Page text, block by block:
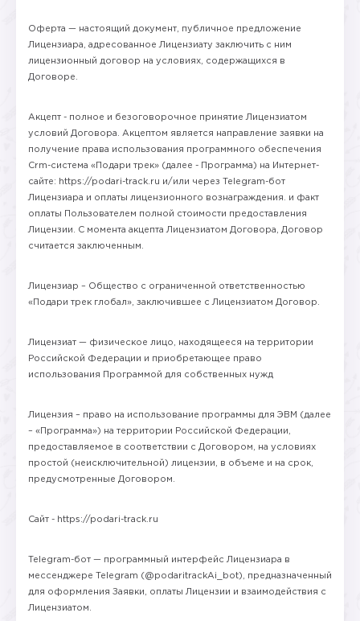
Оферта — настоящий документ, публичное предложение
Лицензиара, адресованное Лицензиату заключить с ним
лицензионный договор на условиях, содержащихся в
Договоре.
Акцепт​ - полное и безоговорочное принятие Лицензиатом
условий Договора. Акцептом является направление заявки на
получение права использования программного обеспечения
Crm-система «Подари трек» (далее - Программа) на Интернет-
сайте: https://podari-track.ru и/или через Telegram-бот
Лицензиара и оплаты лицензионного вознаграждения. и факт
оплаты Пользователем полной стоимости предоставления
Лицензии. С момента акцепта Лицензиатом Договора, Договор
считается заключенным.
Лицензиар – Общество с ограниченной ответственностью
«Подари трек глобал», заключившее с Лицензиатом Договор.
Лицензиат — физическое лицо, находящееся на территории
Российской Федерации и приобретающее право
использования Программой для собственных нужд
Лицензия – право на использование программы для ЭВМ (далее
– «Программа») на территории Российской Федерации,
предоставляемое в соответствии с Договором, на условиях
простой (неисключительной) лицензии, в объеме и на срок,
предусмотренные Договором.
Сайт - https://podari-track.ru
Telegram-бот — программный интерфейс Лицензиара в
мессенджере Telegram (@podaritrackAi_bot), предназначенный
для оформления Заявки, оплаты Лицензии и взаимодействия с
Лицензиатом.